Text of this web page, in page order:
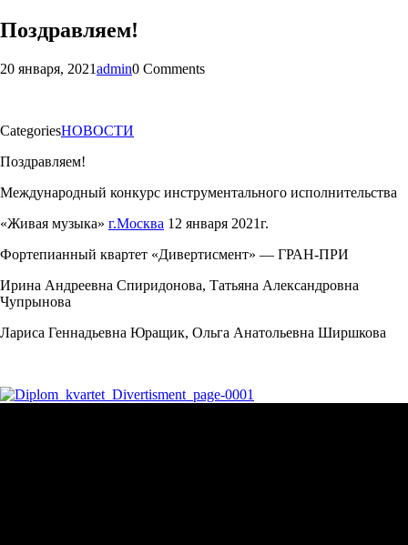
Поздравляем!
20 января, 2021admin0 Comments
CategoriesНОВОСТИ
Поздравляем!
Международный конкурс инструментального исполнительства
«Живая музыка» г.Москва 12 января 2021г.
Фортепианный квартет «Дивертисмент» — ГРАН-ПРИ
Ирина Андреевна Спиридонова, Татьяна Александровна
Чупрынова
Лариса Геннадьевна Юращик, Ольга Анатольевна Ширшкова